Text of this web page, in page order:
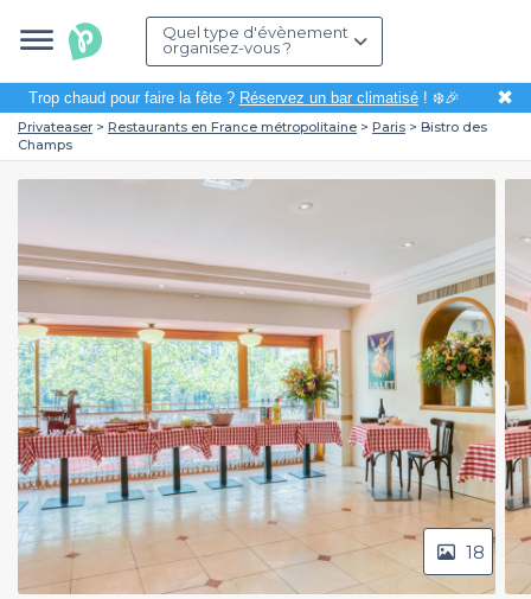
Quel type d'évènement
organisez-vous ?
Trop chaud pour faire la fête ? Réservez un bar climatisé! ❄️🎉 ✖
Privateaser Restaurants en France métropolitaine Paris
Bistro des
Champs
18